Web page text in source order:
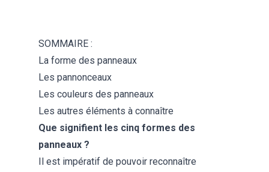
SOMMAIRE :
La forme des panneaux
Les pannonceaux
Les couleurs des panneaux
Les autres éléments à connaître
Que signifient les cinq formes des
panneaux ?
Il est impératif de pouvoir reconnaître